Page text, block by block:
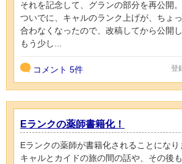
それを記念して、グランの部分を再公開。
ついでに、キャルのランク上げが、ちょ
合わなくなったので、改稿してから公開し
もう少し...
コメント 5件 登
Eランクの薬師書籍化！
Eランクの薬師が書籍化されることになり
キャルとカイドの旅の間の話や、その後